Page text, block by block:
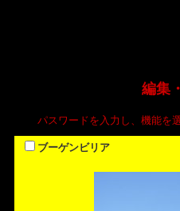
編集
パスワードを入力し、機能を
ブーゲンビリア